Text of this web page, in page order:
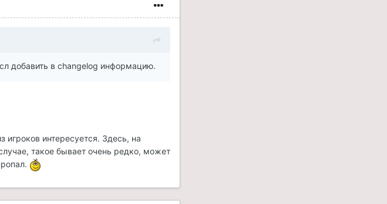
добавить в changelog информацию.
интересуется. Здесь, на
такое бывает очень редко, может